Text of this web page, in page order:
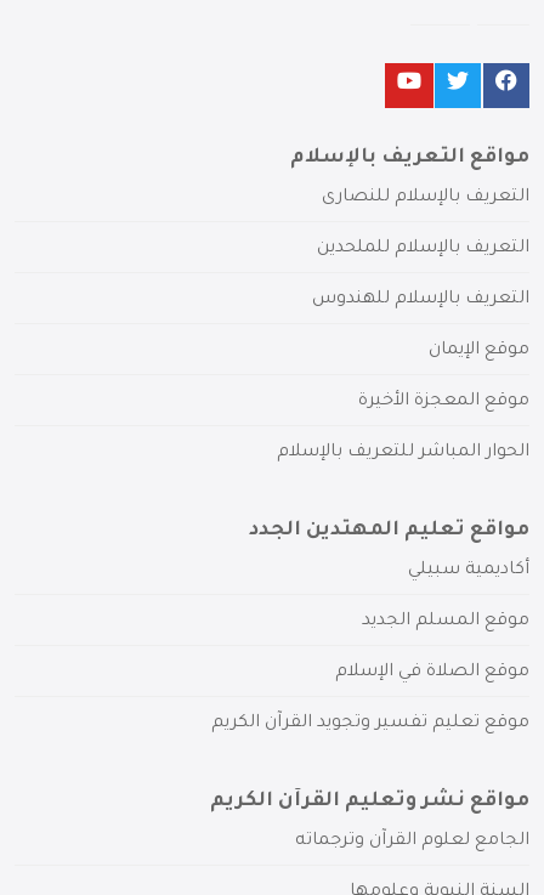
مواقع التعريف بالإسلام
التعريف بالإسلام للنصارى
التعريف بالإسلام للملحدين
التعريف بالإسلام للهندوس
موقع الإيمان
موقع المعجزة الأخيرة
الحوار المباشر للتعريف بالإسلام
مواقع تعليم المهتدين الجدد
أكاديمية سبيلي
موقع المسلم الجديد
موقع الصلاة في الإسلام
موقع تعليم تفسير وتجويد القرآن الكريم
مواقع نشر وتعليم القرآن الكريم
الجامع لعلوم القرآن وترجماته